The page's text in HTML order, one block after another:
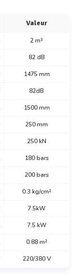
Valeur
2 m³
82 dB
1475 mm
82dB
1500 mm
250 mm
250 kN
180 bars
200 bars
0.3 kg/cm²
7.5kW
7.5 kW
0.88 m²
220/380 V